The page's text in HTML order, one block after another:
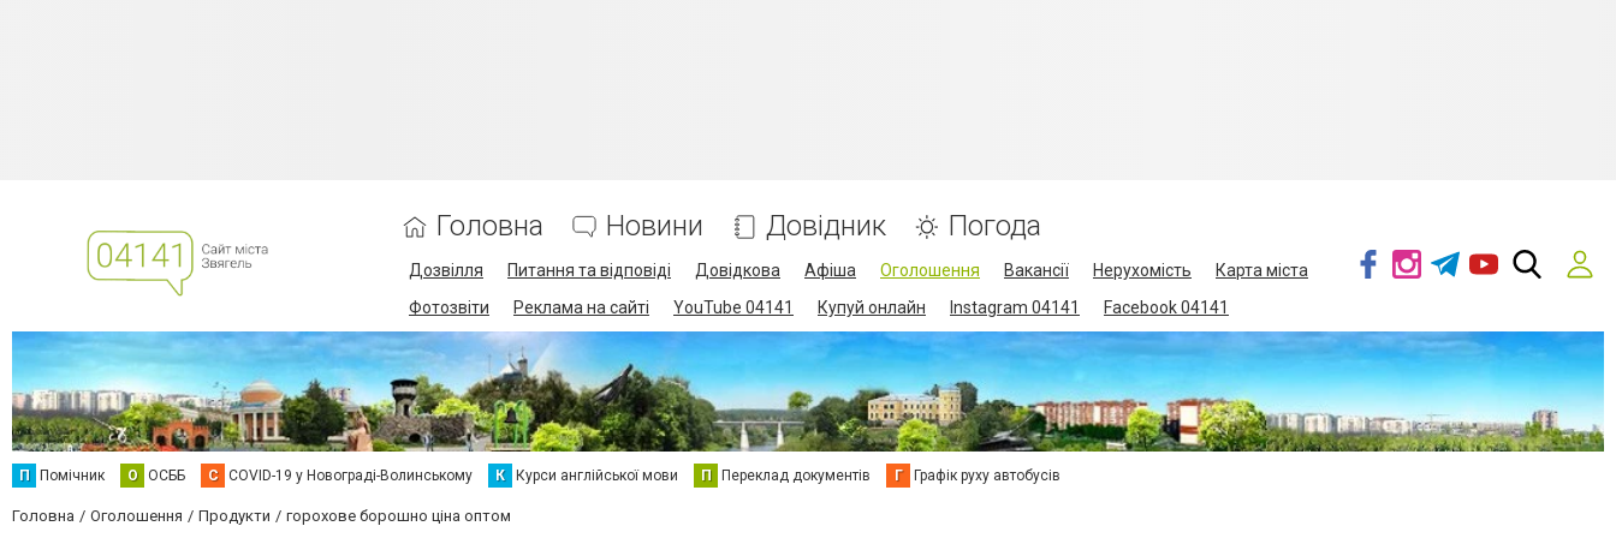
Головна Новини Довідник Погода
Дозвілля Питання та відповіді Довідкова Афіша Оголошення Вакансії Нерухомість
Карта міста
Фотозвіти
Реклама на сайті YouTube 04141 Купуй онлайн Instagram 04141 Facebook 04141
П Помічник О ОСББ C COVID-19 у Новограді-Волинському К Курси англійської мови П Переклад документів Г Графік руху автобусів
Головна Оголошення Продукти горохове борошно ціна оптом